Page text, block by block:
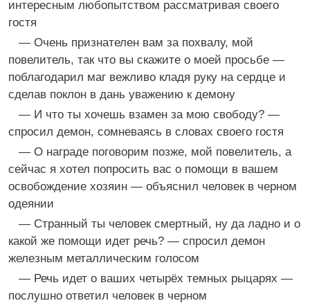
интересным любопытством рассматривая своего
гостя
— Очень признателен вам за похвалу, мой
повелитель, так что вы скажите о моей просьбе —
поблагодарил маг вежливо кладя руку на сердце и
сделав поклон в дань уважению к демону
— И что ты хочешь взамен за мою свободу? —
спросил демон, сомневаясь в словах своего гостя
— О награде поговорим позже, мой повелитель, а
сейчас я хотел попросить вас о помощи в вашем
освобождение хозяин — объяснил человек в черном
одеянии
— Странный ты человек смертный, ну да ладно и о
какой же помощи идет речь? — спросил демон
железным металлическим голосом
— Речь идет о ваших четырёх темных рыцарях —
послушно ответил человек в черном